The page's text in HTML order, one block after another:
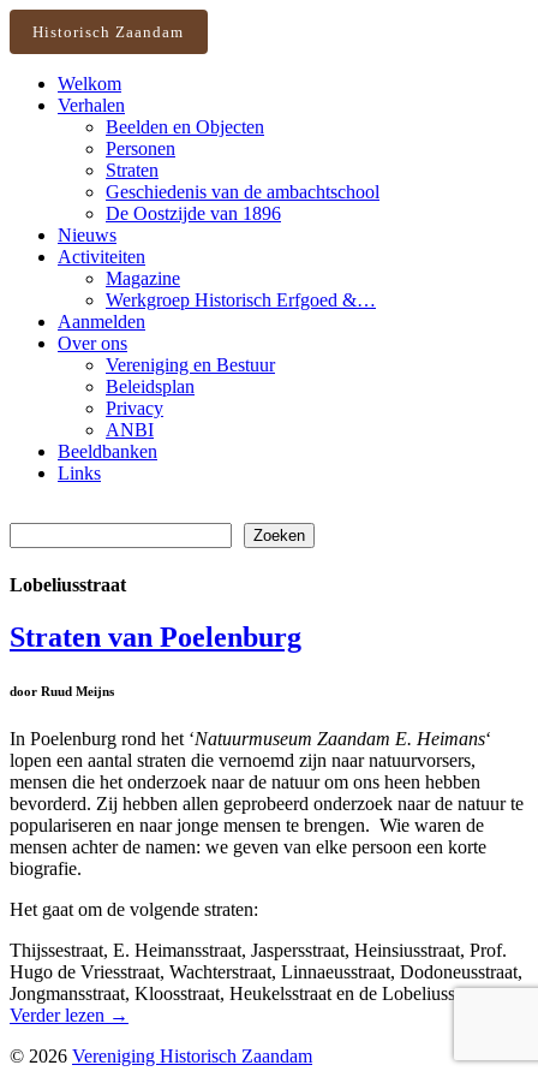
Historisch Zaandam
Welkom
Verhalen
Beelden en Objecten
Personen
Straten
Geschiedenis van de ambachtschool
De Oostzijde van 1896
Nieuws
Activiteiten
Magazine
Werkgroep Historisch Erfgoed &…
Aanmelden
Over ons
Vereniging en Bestuur
Beleidsplan
Privacy
ANBI
Beeldbanken
Links
Zoeken
Lobeliusstraat
Straten van Poelenburg
door Ruud Meijns
In Poelenburg rond het ‘Natuurmuseum Zaandam E. Heimans‘
lopen een aantal straten die vernoemd zijn naar natuurvorsers,
mensen die het onderzoek naar de natuur om ons heen hebben
bevorderd. Zij hebben allen geprobeerd onderzoek naar de natuur te
populariseren en naar jonge mensen te brengen. Wie waren de
mensen achter de namen: we geven van elke persoon een korte
biografie.
Het gaat om de volgende straten:
Thijssestraat, E. Heimansstraat, Jaspersstraat, Heinsiusstraat, Prof.
Hugo de Vriesstraat, Wachterstraat, Linnaeusstraat, Dodoneusstraat,
Jongmansstraat, Kloosstraat, Heukelsstraat en de Lobeliusstraat.
Verder lezen →
© 2026 Vereniging Historisch Zaandam